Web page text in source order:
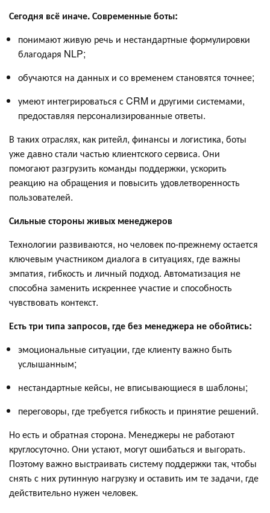
Сегодня всё иначе. Современные боты:
понимают живую речь и нестандартные формулировки
благодаря NLP;
обучаются на данных и со временем становятся точнее;
умеют интегрироваться с CRM и другими системами,
предоставляя персонализированные ответы.
В таких отраслях, как ритейл, финансы и логистика, боты
уже давно стали частью клиентского сервиса. Они
помогают разгрузить команды поддержки, ускорить
реакцию на обращения и повысить удовлетворенность
пользователей.
Сильные стороны живых менеджеров
Технологии развиваются, но человек по-прежнему остается
ключевым участником диалога в ситуациях, где важны
эмпатия, гибкость и личный подход. Автоматизация не
способна заменить искреннее участие и способность
чувствовать контекст.
Есть три типа запросов, где без менеджера не обойтись:
эмоциональные ситуации, где клиенту важно быть
услышанным;
нестандартные кейсы, не вписывающиеся в шаблоны;
переговоры, где требуется гибкость и принятие решений.
Но есть и обратная сторона. Менеджеры не работают
круглосуточно. Они устают, могут ошибаться и выгорать.
Поэтому важно выстраивать систему поддержки так, чтобы
снять с них рутинную нагрузку и оставить им те задачи, где
действительно нужен человек.